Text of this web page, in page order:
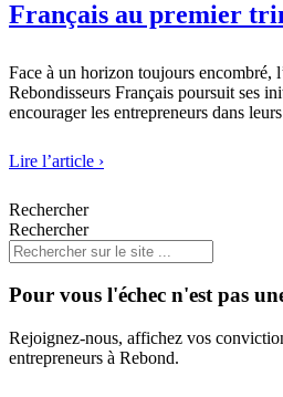
Français au premier
Face à un horizon toujours encombré,
Rebondisseurs Français poursuit ses
encourager les entrepreneurs dans
Lire l’article ›
Rechercher
Rechercher
Pour vous l'échec n'est pas
Rejoignez-nous, affichez vos
entrepreneurs à Rebond.